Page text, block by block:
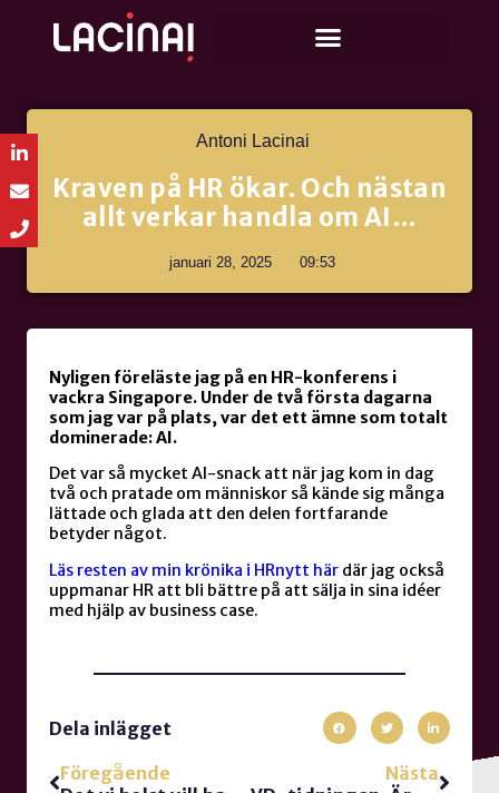
Antoni Lacinai
Kraven på HR ökar. Och nästan
allt verkar handla om AI…
januari 28, 2025 09:53
Nyligen föreläste jag på en HR-konferens i
vackra Singapore. Under de två första dagarna
som jag var på plats, var det ett ämne som totalt
dominerade: AI.
Det var så mycket AI-snack att när jag kom in dag
två och pratade om människor så kände sig många
lättade och glada att den delen fortfarande
betyder något.
Läs resten av min krönika i HRnytt här där jag också
uppmanar HR att bli bättre på att sälja in sina idéer
med hjälp av business case.
Dela inlägget
Föregående
Nästa